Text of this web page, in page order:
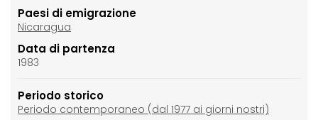
Paesi di emigrazione
Nicaragua
Data di partenza
1983
Periodo storico
Periodo contemporaneo (dal 1977 ai giorni nostri)